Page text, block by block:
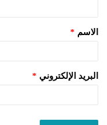
الاسم *
البريد الإلكتروني *